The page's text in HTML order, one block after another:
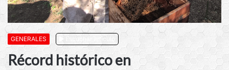
GENERALES Escuchar artículo
Récord histórico en